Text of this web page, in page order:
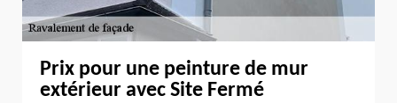
Prix pour une peinture de mur
extérieur avec Site Fermé